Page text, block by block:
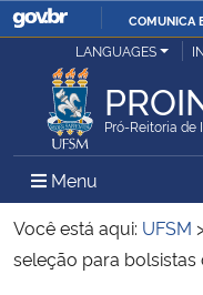
COMUNICA
Ministério da Justiça e
Ministério da Defesa
Ministério das Relações
LANGUAGES
Pró-Reitoria de
Menu Menu
Você está aqui: UFSM
seleção para bolsistas